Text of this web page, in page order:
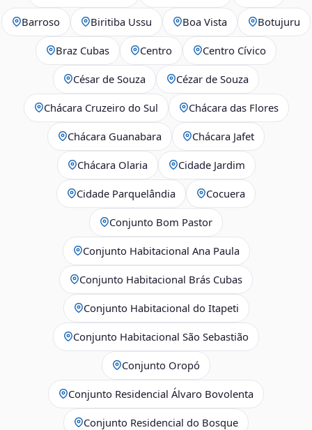
Barroso Biritiba Ussu Boa Vista Botujuru
Braz Cubas Centro Centro Cívico
César de Souza Cézar de Souza
Chácara Cruzeiro do Sul Chácara das Flores
Chácara Guanabara Chácara Jafet
Chácara Olaria Cidade Jardim
Cidade Parquelândia Cocuera
Conjunto Bom Pastor
Conjunto Habitacional Ana Paula
Conjunto Habitacional Brás Cubas
Conjunto Habitacional do Itapeti
Conjunto Habitacional São Sebastião
Conjunto Oropó
Conjunto Residencial Álvaro Bovolenta
Conjunto Residencial do Bosque